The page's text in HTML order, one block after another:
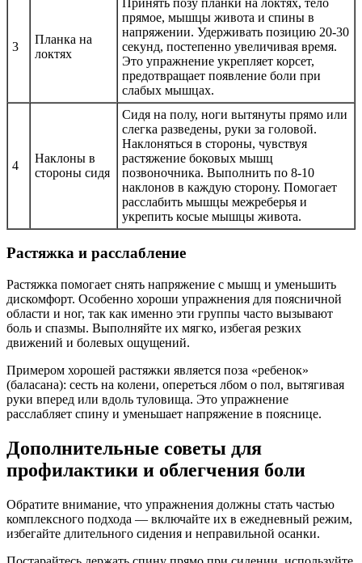
3
Планка на
локтях
прямое, мышцы живота и спины в
напряжении. Удерживать позицию 20-30
секунд, постепенно увеличивая время.
Это упражнение укрепляет корсет,
предотвращает появление боли при
слабых мышцах.
4
Наклоны в
стороны сидя
Сидя на полу, ноги вытянуты прямо или
слегка разведены, руки за головой.
Наклоняться в стороны, чувствуя
растяжение боковых мышц
позвоночника. Выполнить по 8-10
наклонов в каждую сторону. Помогает
расслабить мышцы межреберья и
укрепить косые мышцы живота.
Растяжка и расслабление
Растяжка помогает снять напряжение с мышц и уменьшить
дискомфорт. Особенно хороши упражнения для поясничной
области и ног, так как именно эти группы часто вызывают
боль и спазмы. Выполняйте их мягко, избегая резких
движений и болевых ощущений.
Примером хорошей растяжки является поза «ребенок»
(баласана): сесть на колени, опереться лбом о пол, вытягивая
руки вперед или вдоль туловища. Это упражнение
расслабляет спину и уменьшает напряжение в пояснице.
Дополнительные советы для
профилактики и облегчения боли
Обратите внимание, что упражнения должны стать частью
комплексного подхода — включайте их в ежедневный режим,
избегайте длительного сидения и неправильной осанки.